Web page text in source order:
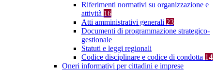
Riferimenti normativi su organizzazione e
attività 16
Atti amministrativi generali 23
Documenti di programmazione strategico-
gestionale
Statuti e leggi regionali
Codice disciplinare e codice di condotta 14
Oneri informativi per cittadini e imprese